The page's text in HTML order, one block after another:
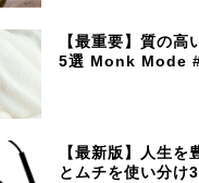
【最重要】質の高
5選 Monk Mode
【最新版】人生を
とムチを使い分け